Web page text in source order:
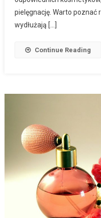
pielęgnację. Warto poznać
wydłużają […]
Continue Reading